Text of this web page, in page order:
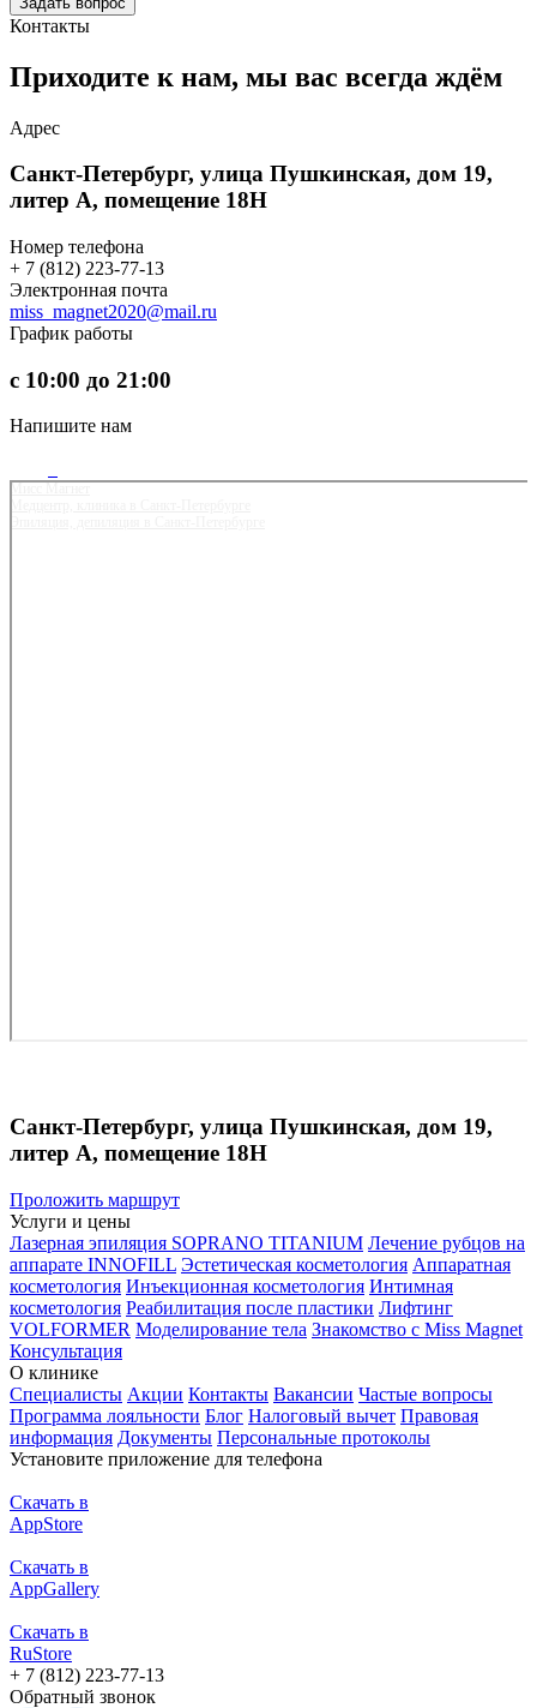
Контакты
Приходите к нам, мы вас всегда ждём
Адрес
Санкт-Петербург, улица Пушкинская, дом 19,
литер А, помещение 18Н
Номер телефона
+ 7 (812) 223-77-13
Электронная почта
miss_magnet2020@mail.ru
График работы
с 10:00 до 21:00
Напишите нам
Санкт-Петербург, улица Пушкинская, дом 19,
литер А, помещение 18Н
Проложить маршрут
Услуги и цены
Лазерная эпиляция SOPRANO TITANIUM Лечение рубцов на
аппарате INNOFILL Эстетическая косметология Аппаратная
косметология Инъекционная косметология Интимная
косметология Реабилитация после пластики Лифтинг
VOLFORMER Моделирование тела Знакомство с Miss Magnet
Консультация
О клинике
Специалисты Акции Контакты Вакансии Частые вопросы
Программа лояльности Блог Налоговый вычет Правовая
информация Документы Персональные протоколы
Установите приложение для телефона
Скачать в
AppStore
Скачать в
AppGallery
Скачать в
RuStore
+ 7 (812) 223-77-13
Обратный звонок